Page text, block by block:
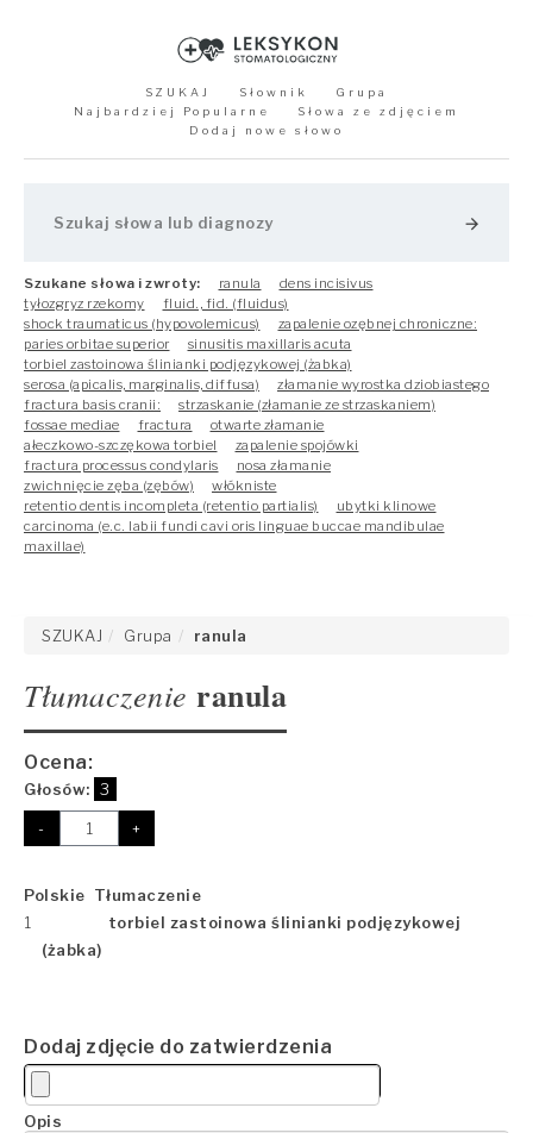
SZUKAJ Słownik
Grupa
Najbardziej Popularne
Słowa ze zdjęciem
Dodaj nowe słowo
arrow_forward
Szukane słowa i zwroty: ranula
dens incisivus
tyłozgryz rzekomy
fluid., fid. (fluidus)
shock traumaticus (hypovolemicus)
zapalenie ozębnej chroniczne:
paries orbitae superior
sinusitis maxillaris acuta
torbiel zastoinowa ślinianki podjęzykowej (żabka)
serosa (apicalis, marginalis, diffusa)
złamanie wyrostka dziobiastego
fractura basis cranii:
strzaskanie (złamanie ze strzaskaniem)
fossae mediae
fractura
otwarte złamanie
ałeczkowo-szczękowa torbiel
zapalenie spojówki
fractura processus condylaris
nosa złamanie
zwichnięcie zęba (zębów)
włókniste
retentio dentis incompleta (retentio partialis)
ubytki klinowe
carcinoma (e.c. labii fundi cavi oris linguae buccae mandibulae
maxillae)
SZUKAJ Grupa ranula
Tłumaczenie ranula
Ocena:
Głosów: 3
- +
Polskie Tłumaczenie
1
torbiel zastoinowa ślinianki podjęzykowej
(żabka)
Dodaj zdjęcie do zatwierdzenia
Opis